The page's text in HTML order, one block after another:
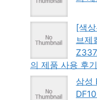
[색
브제
의 제품 사용 후기
삼성